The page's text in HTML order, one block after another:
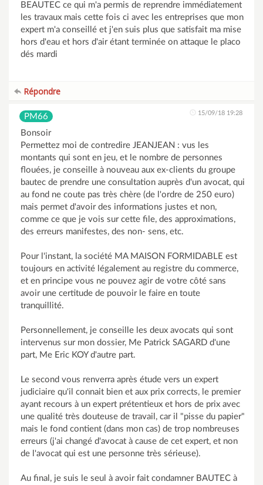
BEAUTEC ce qui m'a permis de reprendre immédiatement
les travaux mais cette fois ci avec les entreprises que mon
expert m'a conseillé et j'en suis plus que satisfait ma mise
hors d'eau et hors d'air étant terminée on attaque le placo
dés mardi
Répondre
PM66 15/09/18 19:28
Bonsoir
Permettez moi de contredire JEANJEAN : vus les
montants qui sont en jeu, et le nombre de personnes
flouées, je conseille à nouveau aux ex-clients du groupe
bautec de prendre une consultation auprès d'un avocat, qui
au fond ne coute pas très chère (de l'ordre de 250 euro)
mais permet d'avoir des informations justes et non,
comme ce que je vois sur cette file, des approximations,
des erreurs manifestes, des non- sens, etc.
Pour l'instant, la société MA MAISON FORMIDABLE est
toujours en activité légalement au registre du commerce,
et en principe vous ne pouvez agir de votre côté sans
avoir une certitude de pouvoir le faire en toute
tranquillité.
Personnellement, je conseille les deux avocats qui sont
intervenus sur mon dossier, Me Patrick SAGARD d'une
part, Me Eric KOY d'autre part.
Le second vous renverra après étude vers un expert
judiciaire qu'il connait bien et aux prix corrects, le premier
ayant recours à un expert prétentieux et hors de prix avec
une qualité très douteuse de travail, car il "pisse du papier"
mais le fond contient (dans mon cas) de trop nombreuses
erreurs (j'ai changé d'avocat à cause de cet expert, et non
de l'avocat qui est une personne très sérieuse).
Au final, je suis le seul à avoir fait condamner BAUTEC à